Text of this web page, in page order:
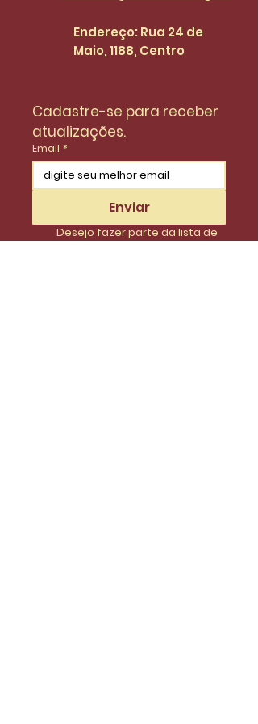
Endereço: Rua 24 de
Maio, 1188, Centro
Cadastre-se para receber
atualizações.
Email *
Enviar
Desejo fazer parte da lista de